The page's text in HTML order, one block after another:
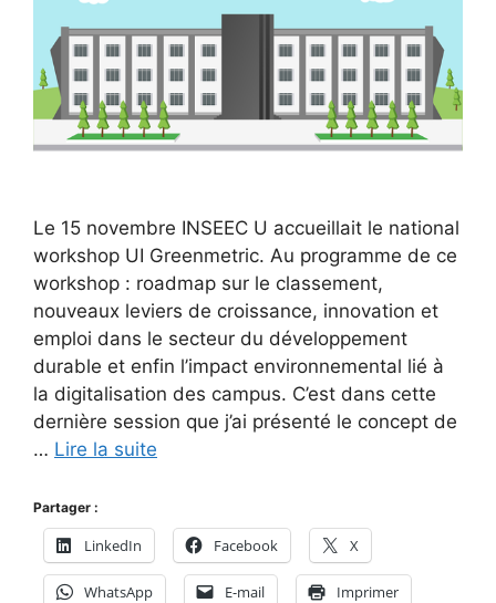
Le 15 novembre INSEEC U accueillait le national
workshop UI Greenmetric. Au programme de ce
workshop : roadmap sur le classement,
nouveaux leviers de croissance, innovation et
emploi dans le secteur du développement
durable et enfin l’impact environnemental lié à
la digitalisation des campus. C’est dans cette
dernière session que j’ai présenté le concept de
… Lire la suite
Partager :
LinkedIn Facebook X
WhatsApp E-mail Imprimer